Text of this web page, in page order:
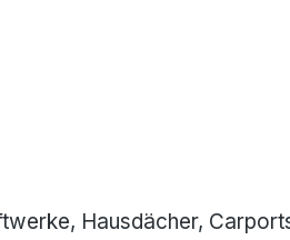
Hausdächer,